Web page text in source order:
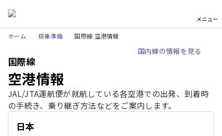
メニュー
ホーム 搭乗準備 国際線 空港情報
国内線の情報を見る
国際線
空港情報
JAL/JTA運航便が就航している各空港での出発、到着時
の手続き、乗り継ぎ方法などをご案内します。
日本